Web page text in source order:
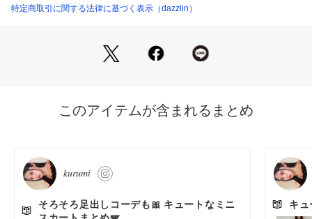
ウエスト位置を高く見せることでスタイルアップ効果も◎
伸縮性：なし
ポケット：なし
特定商取引に関する法律に基づく表示（dazzlin）